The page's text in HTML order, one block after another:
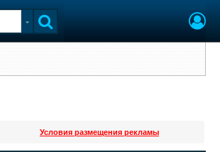
Условия размещения рекламы